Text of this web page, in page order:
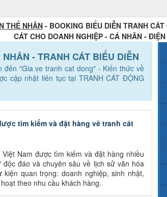
THẾ NHÂN- BOOKING BIỂU DIỄN TRANH
CÁT CHO DOANH NGHIỆP - CÁ NHÂN -
- TRANH CÁT BIỂU DIỄN
"Gia ve tranh cat dong" - Kiến thức về
cập nhật liên tục tại TRANH CÁT ĐỘNG
tìm kiếm và đặt hàng vẽ tranh cát
Nam được tìm kiếm và đặt hàng nhiều
đáo và chuyên sâu về lịch sử văn hóa
quan trọng: doanh nghiệp, sinh nhật,
theo nhu cầu khách hàng.